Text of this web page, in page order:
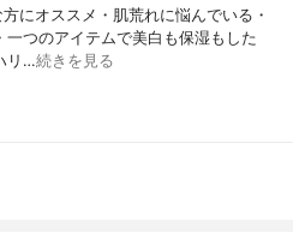
にオススメ・肌荒れに悩んでいる・
つのアイテムで美白も保湿もした
リ…続きを見る